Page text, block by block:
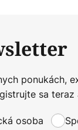
ponukách,
sa teraz
osoba